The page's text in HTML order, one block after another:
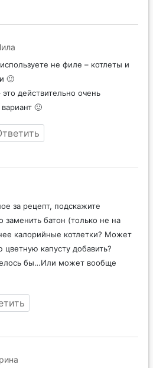
не филе – котлеты и
🙂
действительно очень
🙂
за рецепт, подскажите
батон (только не на
калорийные котлетки? Может
капусту добавить?
бы…Или может вообще